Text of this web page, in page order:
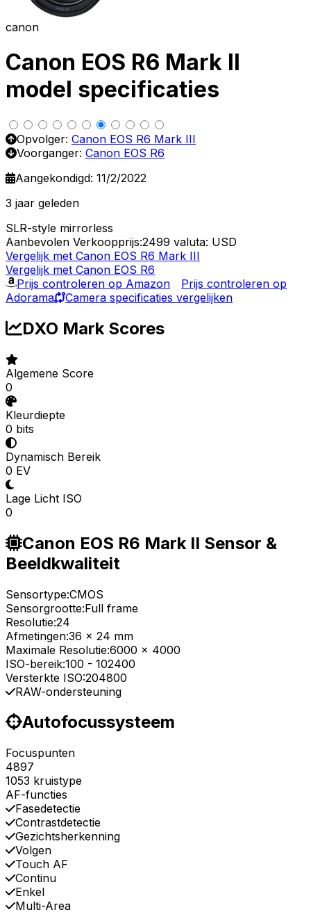
canon
Canon EOS R6 Mark II
model specificaties
Opvolger: Canon EOS R6 Mark III
Voorganger: Canon EOS R6
Aangekondigd: 11/2/2022
3 jaar geleden
SLR-style mirrorless
Aanbevolen Verkoopprijs:2499 valuta: USD
Vergelijk met Canon EOS R6 Mark III
Vergelijk met Canon EOS R6
Prijs controleren op Amazon
Prijs controleren op
Adorama
Camera specificaties vergelijken
DXO Mark Scores
Algemene Score
0
Kleurdiepte
0 bits
Dynamisch Bereik
0 EV
Lage Licht ISO
0
Canon EOS R6 Mark II Sensor &
Beeldkwaliteit
Sensortype:CMOS
Sensorgrootte:Full frame
Resolutie:24
Afmetingen:36 x 24 mm
Maximale Resolutie:6000 x 4000
ISO-bereik:100 - 102400
Versterkte ISO:204800
RAW-ondersteuning
Autofocussysteem
Focuspunten
4897
1053 kruistype
AF-functies
Fasedetectie
Contrastdetectie
Gezichtsherkenning
Volgen
Touch AF
Continu
Enkel
Multi-Area